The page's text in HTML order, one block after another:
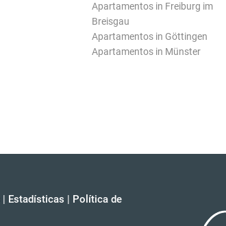
Apartamentos in Freiburg im
Breisgau
Apartamentos in Göttingen
Apartamentos in Münster
| Estadísticas | Política de